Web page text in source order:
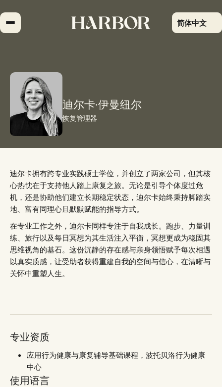
到
内
简体中文
迪尔卡·伊曼纽尔
恢复管理器
迪尔卡拥有跨专业实践硕士学位，并创立了两家公司，但其核
心热忱在于支持他人踏上康复之旅。无论是引导个体度过危
机，还是协助他们建立长期稳定状态，迪尔卡始终秉持脚踏实
地、富有同理心且默默赋能的指导方式。
在专业工作之外，迪尔卡同样专注于自我成长。跑步、力量训
练、旅行以及每日冥想为其生活注入平衡，冥想更成为稳固其
思维视角的基石。这份沉静的存在感与亲身领悟赋予每次相遇
以真实质感，让受助者获得重建自我的空间与信心，在清晰与
关怀中重塑人生。
专业资质
应用行为健康与康复辅导基础课程，波托贝洛行为健康
中心
使用语言